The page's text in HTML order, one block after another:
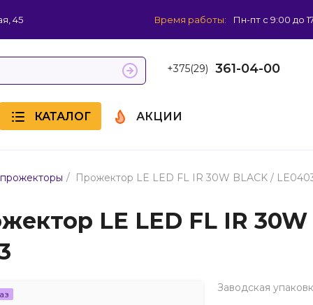
45 Время работы: Пн-пт с 9:00 до
+375(29) 361-04-00
КАТАЛОГ АКЦИИ
/ Прожектор LE LED FL IR 30W BLACK /
LE LED FL IR
Заводская